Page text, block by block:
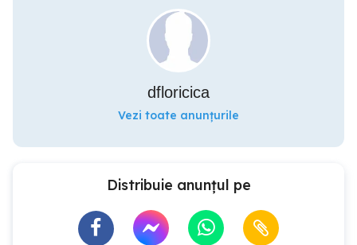
dfloricica
Vezi toate anunțurile
Distribuie anunțul pe